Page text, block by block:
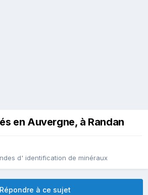
en Auvergne, à Randan
d' identification de minéraux
Répondre à ce sujet